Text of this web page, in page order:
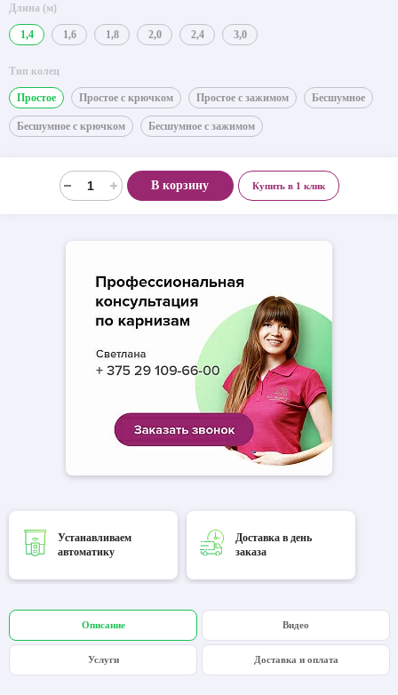
Длина (м)
1,4 1,6 1,8 2,0 2,4 3,0
Тип колец
Простое Простое с крючком Простое с зажимом Бесшумное
Бесшумное с крючком Бесшумное с зажимом
В корзину Купить в 1 клик
Устанавливаем
автоматику
Доставка в день
заказа
Описание Видео
Услуги Доставка и оплата